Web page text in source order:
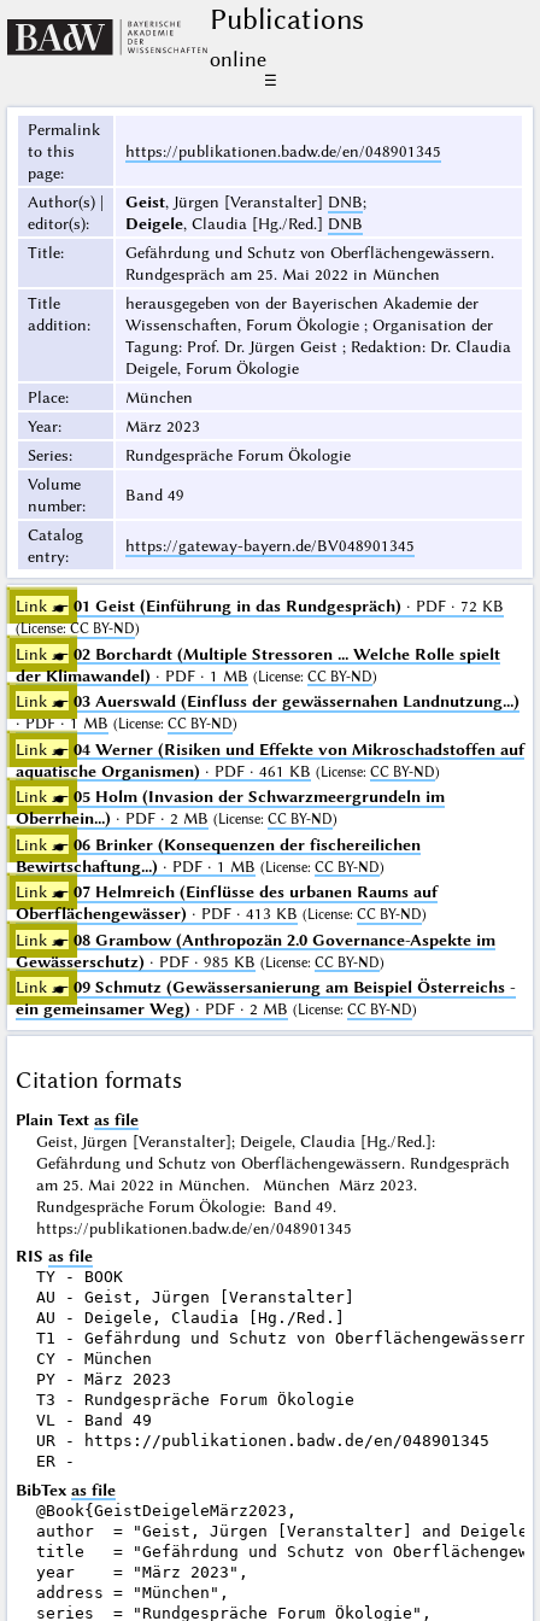
Publications
online
☰
Permalink
to this
page:
https://publikationen.badw.de/en/048901345
Author(s) |
editor(s):
Geist, Jürgen [Veranstalter] DNB;
Deigele, Claudia [Hg./Red.] DNB
Title:
Gefährdung und Schutz von Oberflächengewässern.
Rundgespräch am 25. Mai 2022 in München
Title
addition:
herausgegeben von der Bayerischen Akademie der
Wissenschaften, Forum Ökologie ; Organisation der
Tagung: Prof. Dr. Jürgen Geist ; Redaktion: Dr. Claudia
Deigele, Forum Ökologie
Place:
München
Year:
März 2023
Series:
Rundgespräche Forum Ökologie
Volume
number:
Band 49
Catalog
entry:
https://gateway-bayern.de/BV048901345
Link ☛ 01 Geist (Einführung in das Rundgespräch) · PDF · 72 KB
(License:CC BY-ND)
Link ☛ 02 Borchardt (Multiple Stressoren ... Welche Rolle spielt
der Klimawandel) · PDF · 1 MB (License: CC BY-ND)
Link ☛ 03 Auerswald (Einfluss der gewässernahen Landnutzung...)
· PDF · 1 MB (License: CC BY-ND)
Link ☛ 04 Werner (Risiken und Effekte von Mikroschadstoffen auf
aquatische Organismen) · PDF · 461 KB (License: CC BY-ND)
Link ☛ 05 Holm (Invasion der Schwarzmeergrundeln im
Oberrhein...) · PDF · 2 MB (License: CC BY-ND)
Link ☛ 06 Brinker (Konsequenzen der fischereilichen
Bewirtschaftung...) · PDF · 1 MB (License: CC BY-ND)
Link ☛ 07 Helmreich (Einflüsse des urbanen Raums auf
Oberflächengewässer) · PDF · 413 KB (License: CC BY-ND)
Link ☛ 08 Grambow (Anthropozän 2.0 Governance-Aspekte im
Gewässerschutz) · PDF · 985 KB (License: CC BY-ND)
Link ☛ 09 Schmutz (Gewässersanierung am Beispiel Österreichs -
ein gemeinsamer Weg) · PDF · 2 MB (License: CC BY-ND)
Citation formats
Plain Text as file
Geist, Jürgen [Veranstalter]; Deigele, Claudia [Hg./Red.]:
Gefährdung und Schutz von Oberflächengewässern. Rundgespräch
am 25. Mai 2022 in München. München März 2023.
Rundgespräche Forum Ökologie: Band 49.
https://publikationen.badw.de/en/048901345
RIS as file
TY - BOOK
AU - Geist, Jürgen [Veranstalter]
AU - Deigele, Claudia [Hg./Red.]
T1 - Gefährdung und Schutz von
CY - München
PY - März 2023
T3 - Rundgespräche Forum Ökologie
VL - Band 49
UR - https://publikationen.badw.de/en/048901345
BibTex as file
@Book{GeistDeigeleMärz2023,
author  = "Geist, Jürgen [Veranstalter] and
title   = "Gefährdung und Schutz von
year    = "März 2023",
address = "München",
series  = "Rundgespräche Forum Ökologie",